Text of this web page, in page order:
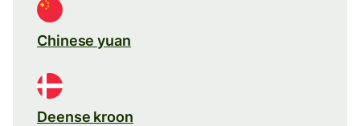
Chinese yuan
Deense kroon